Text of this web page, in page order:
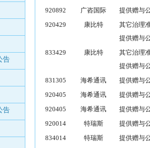
告
告
920892
广咨国际
提供赠与
920429
康比特
其它治理
提供赠与
833429
康比特
其它治理
提供赠与
831305
海希通讯
提供赠与
920405
海希通讯
提供赠与
920405
海希通讯
提供赠与
920014
特瑞斯
提供赠与
834014
特瑞斯
提供赠与